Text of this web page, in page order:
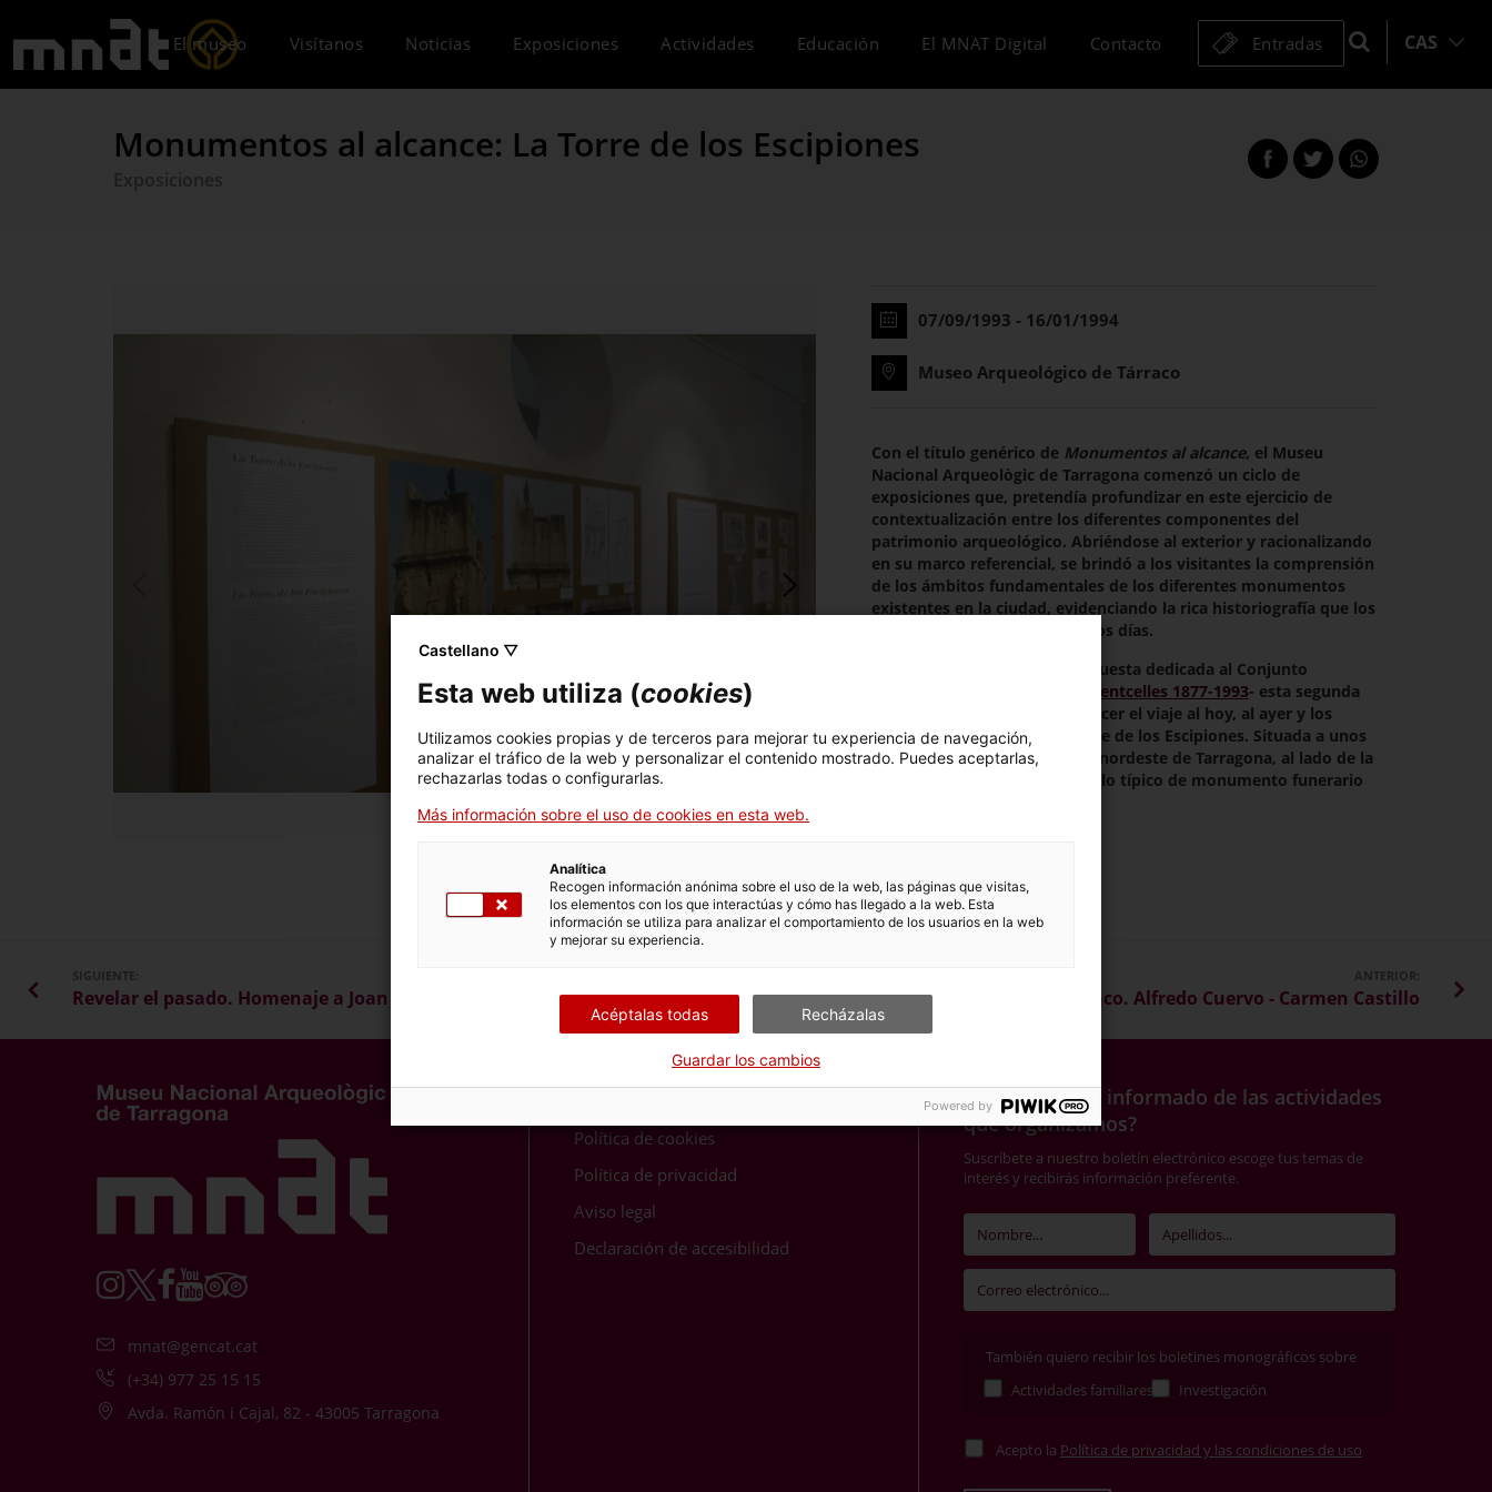
El museo Visítanos Noticias Exposiciones Actividades Educación El MNAT Digital Contacto Entradas CAS
Monumentos al alcance: La Torre de los Escipiones
Compartir
en
Compartir
en
esta
página
07/09/1993 - 16/01/1994
Museo Arqueológico de Tárraco
Con el título genérico de Monumentos al alcance, el Museu
Nacional Arqueològic de Tarragona comenzó un ciclo de
exposiciones que, pretendía profundizar en este ejercicio de
contextualización entre los diferentes componentes del
patrimonio arqueológico. Abriéndose al exterior y racionalizando
en su marco referencial, se brindó a los visitantes la comprensión
de los ámbitos fundamentales de los diferentes monumentos
existentes en la ciudad, evidenciando la rica historiografía que los
ha acompañado hasta nuestros días.
Después de una primera propuesta dedicada al Conjunto
Centcelles 1877-1993- esta segunda
muestra pretendió dar a conocer el viaje al hoy, al ayer y los
proyectos de futuro de la Torre de los Escipiones. Situada a unos
cinco quilómetros y medio al nordeste de Tarragona, al lado de la
Vía Augusta, este es un ejemplo típico de monumento funerario
SIGUIENTE:
Revelar el pasado. Homenaje a Joan Serra i Vilaró
ANTERIOR:
Felix Tarraco. Alfredo Cuervo - Carmen Castillo
mnat@gencat.cat
(+34) 977 25 15 15
Avda. Ramón i Cajal, 82 - 43005 Tarragona
Más Información
Política de cookies
Política de privacidad
Aviso legal
Declaración de accesibilidad
¿Quieres estar informado de las actividades
que organizamos?
Suscríbete a nuestro boletín electrónico escoge tus temas de
interés y recibirás información preferente.
También quiero recibir los boletines monográficos sobre
Actividades familiares
Investigación
Acepto la Política de privacidad y las condiciones de uso
Castellano ▽
Esta web utiliza (cookies)
Utilizamos cookies propias y de terceros para mejorar tu experiencia de navegación,
analizar el tráfico de la web y personalizar el contenido mostrado. Puedes aceptarlas,
rechazarlas todas o configurarlas.
Más información sobre el uso de cookies en esta web.
Analítica
Recogen información anónima sobre el uso de la web, las páginas que visitas,
los elementos con los que interactúas y cómo has llegado a la web. Esta
información se utiliza para analizar el comportamiento de los usuarios en la web
y mejorar su experiencia.
Acéptalas todas Recházalas
Guardar los cambios
Powered by